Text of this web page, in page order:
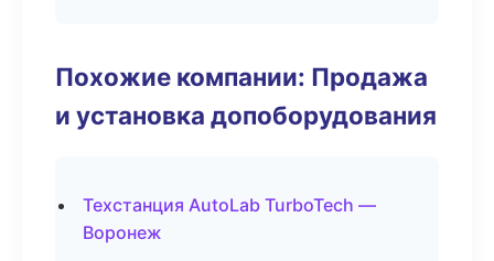
Похожие компании: Продажа
и установка допоборудования
Техстанция AutoLab TurboTech —
Воронеж